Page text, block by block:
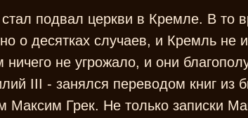
подвал церкви в Кремле. В то
о десятках случаев, и Кремль не
ничего не угрожало, и они
III - занялся переводом книг из
Максим Грек. Не только записки